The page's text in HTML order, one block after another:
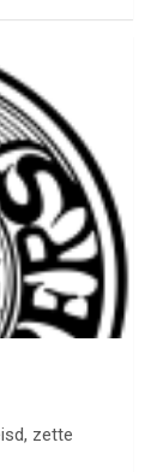
zette